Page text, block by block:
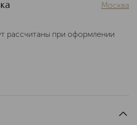
Москва
рассчитаны при оформлении